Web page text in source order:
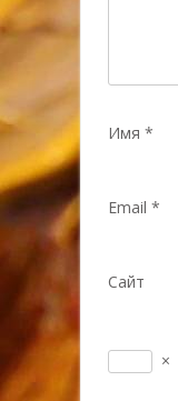
Имя *
Email *
Сайт
×